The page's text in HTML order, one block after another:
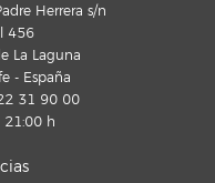
Herrera s/n
456
La Laguna
- España
31 90 00
21:00 h